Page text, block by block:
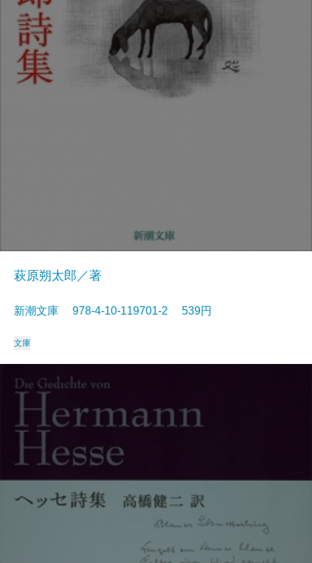
萩原朔太郎／著
新潮文庫 978-4-10-119701-2 539円
文庫